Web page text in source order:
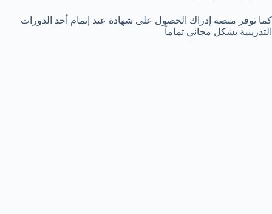
كما توفر منصة إدراك الحصول على شهادة عند إتمام أحد الدورات
التدريبية بشكل مجاني تماماً